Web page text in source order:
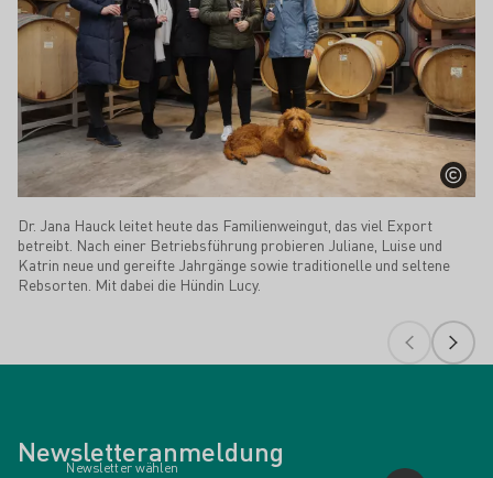
Dr. Jana Hauck leitet heute das Familienweingut, das viel Export
betreibt. Nach einer Betriebsführung probieren Juliane, Luise und
Katrin neue und gereifte Jahrgänge sowie traditionelle und seltene
Rebsorten. Mit dabei die Hündin Lucy.
Newsletteranmeldung
Newsletter wählen